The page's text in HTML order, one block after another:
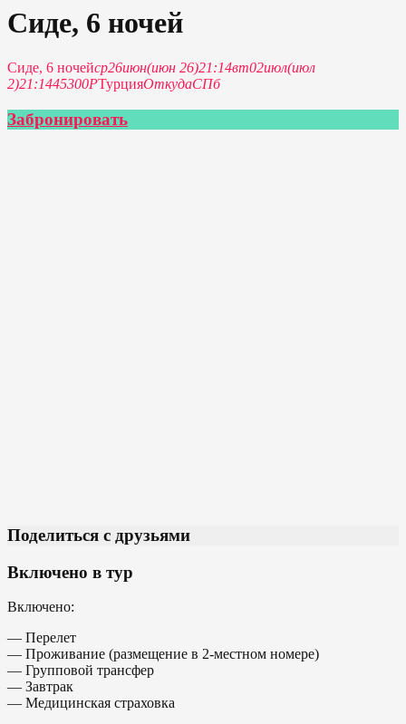
Сиде, 6 ночей
Сиде, 6 ночейср26июн(июн 26)21:14вт02июл(июл
2)21:1445300РТурцияОткудаСПб
Забронировать
Поделиться с друзьями
Включено в тур
Включено:
— Перелет
— Проживание (размещение в 2-местном номере)
— Групповой трансфер
— Завтрак
— Медицинская страховка